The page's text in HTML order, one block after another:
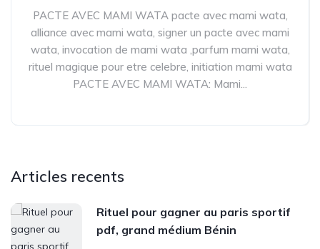
PACTE AVEC MAMI WATA pacte avec mami wata,
alliance avec mami wata, signer un pacte avec mami
wata, invocation de mami wata ,parfum mami wata,
rituel magique pour etre celebre, initiation mami wata
PACTE AVEC MAMI WATA: Mami...
Articles recents
Rituel pour gagner au paris sportif
pdf, grand médium Bénin